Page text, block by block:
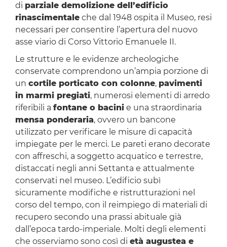
di parziale demolizione dell’edificio
rinascimentaleche dal 1948 ospita il Museo, resi
necessari per consentire l’apertura del nuovo
asse viario di Corso Vittorio Emanuele II.
Le strutture e le evidenze archeologiche
conservate comprendono un’ampia porzione di
un cortile porticato con colonne, pavimenti
in marmi pregiati, numerosi elementi di arredo
riferibili a fontane o bacinie una straordinaria
mensa ponderaria, ovvero un bancone
utilizzato per verificare le misure di capacità
impiegate per le merci. Le pareti erano decorate
con affreschi, a soggetto acquatico e terrestre,
distaccati negli anni Settanta e attualmente
conservati nel museo. L’edificio subì
sicuramente modifiche e ristrutturazioni nel
corso del tempo, con il reimpiego di materiali di
recupero secondo una prassi abituale già
dall’epoca tardo-imperiale. Molti degli elementi
che osserviamo sono così di età augustea e